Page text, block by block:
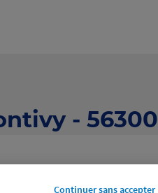
- 56300
Continuer sans accepter